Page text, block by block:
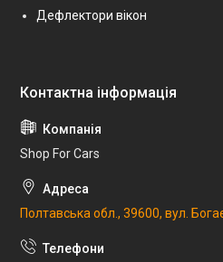
Дефлектори вікон
Shop For Cars
Полтавська обл., 39600, вул.